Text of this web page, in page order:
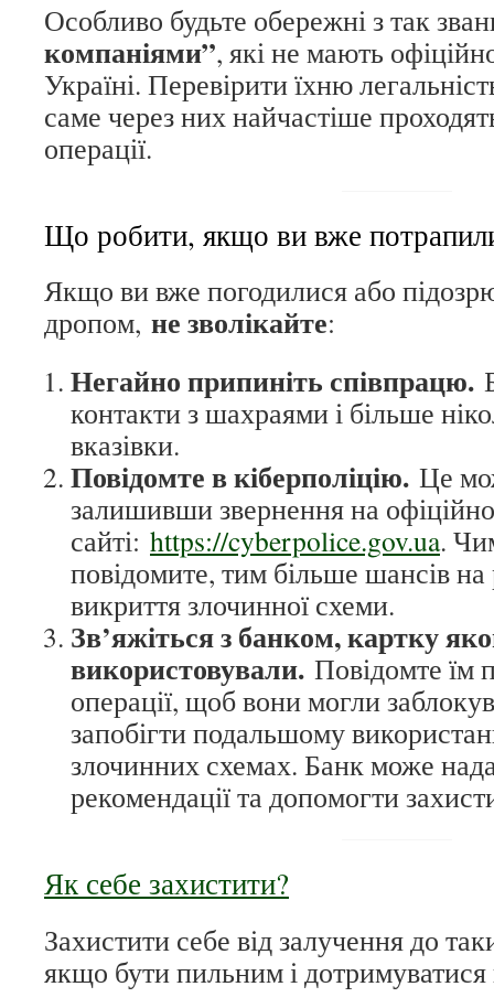
Особливо будьте обережні з так
компаніями”, які не мають
Україні. Перевірити їхню
саме через них найчастіше
операції.
Що робити, якщо ви вже
Якщо ви вже погодилися або
дропом, не зволікайте:
Негайно припиніть співпрацю.
контакти з шахраями і більше
вказівки.
Повідомте в кіберполіцію. Це
залишивши звернення на
сайті: https://cyberpolice.gov.ua.
повідомите, тим більше шансів на
викриття злочинної схеми.
Зв’яжіться з банком, картку
використовували. Повідомте їм
операції, щоб вони могли
запобігти подальшому
злочинних схемах. Банк може
рекомендації та допомогти
Як себе захистити?
Захистити себе від залучення до
якщо бути пильним і